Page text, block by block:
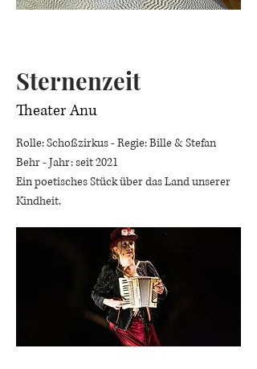
Sternenzeit
Theater Anu
Rolle: Schoßzirkus - Regie: Bille & Stefan
Behr - Jahr: seit 2021
Ein poetisches Stück über das Land unserer
Kindheit.